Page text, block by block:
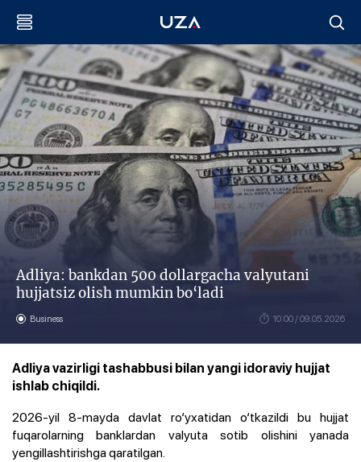
Adliya: bankdan 500 dollargacha valyutani
hujjatsiz olish mumkin bo‘ladi
Business 10:00 / 09.05.2026
Adliya vazirligi tashabbusi bilan yangi idoraviy hujjat
ishlab chiqildi.
2026-yil 8-mayda davlat ro‘yxatidan o‘tkazildi bu hujjat
fuqarolarning banklardan valyuta sotib olishini yanada
yengillashtirishga qaratilgan.